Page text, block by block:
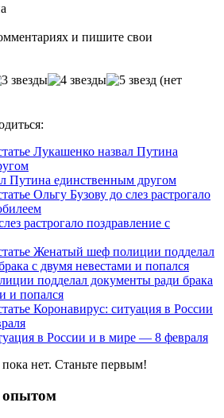
и пишите свои
(нет
Путина единственным другом
растрогало поздравление с
подделал документы ради брака
и попался
в России и в мире — 8 февраля
нет. Станьте первым!
опытом